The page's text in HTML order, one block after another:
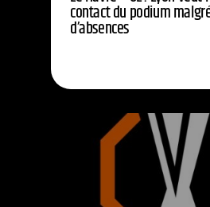
contact du podium
d’absences